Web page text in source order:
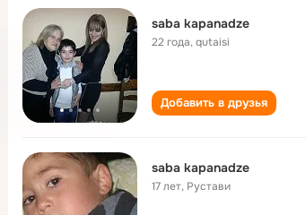
saba kapanadze
22 года,qutaisi
Добавить в друзья
saba kapanadze
17 лет, Рустави